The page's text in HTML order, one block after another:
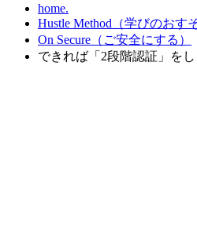
home.
Hustle Method（学びのおす
On Secure（ご安全にする）
できれば「2段階認証」をし